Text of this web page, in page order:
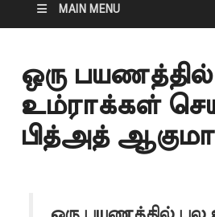
MAIN MENU
ஒரு
உம்ராக்கள்
பித்அத்